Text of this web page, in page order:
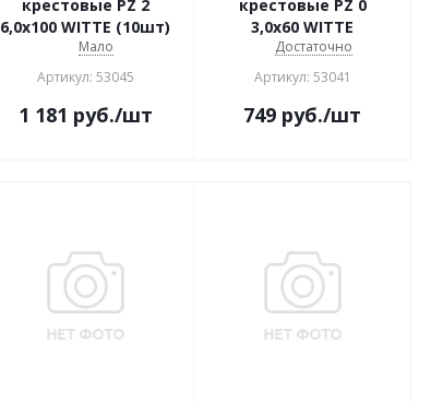
крестовые PZ 2
6,0х100 WITTE (10шт)
Мало
Артикул: 53045
1 181 руб./шт
крестовые PZ 0
3,0х60 WITTE
Достаточно
Артикул: 53041
749 руб./шт